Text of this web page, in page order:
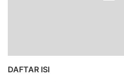
DAFTAR ISI